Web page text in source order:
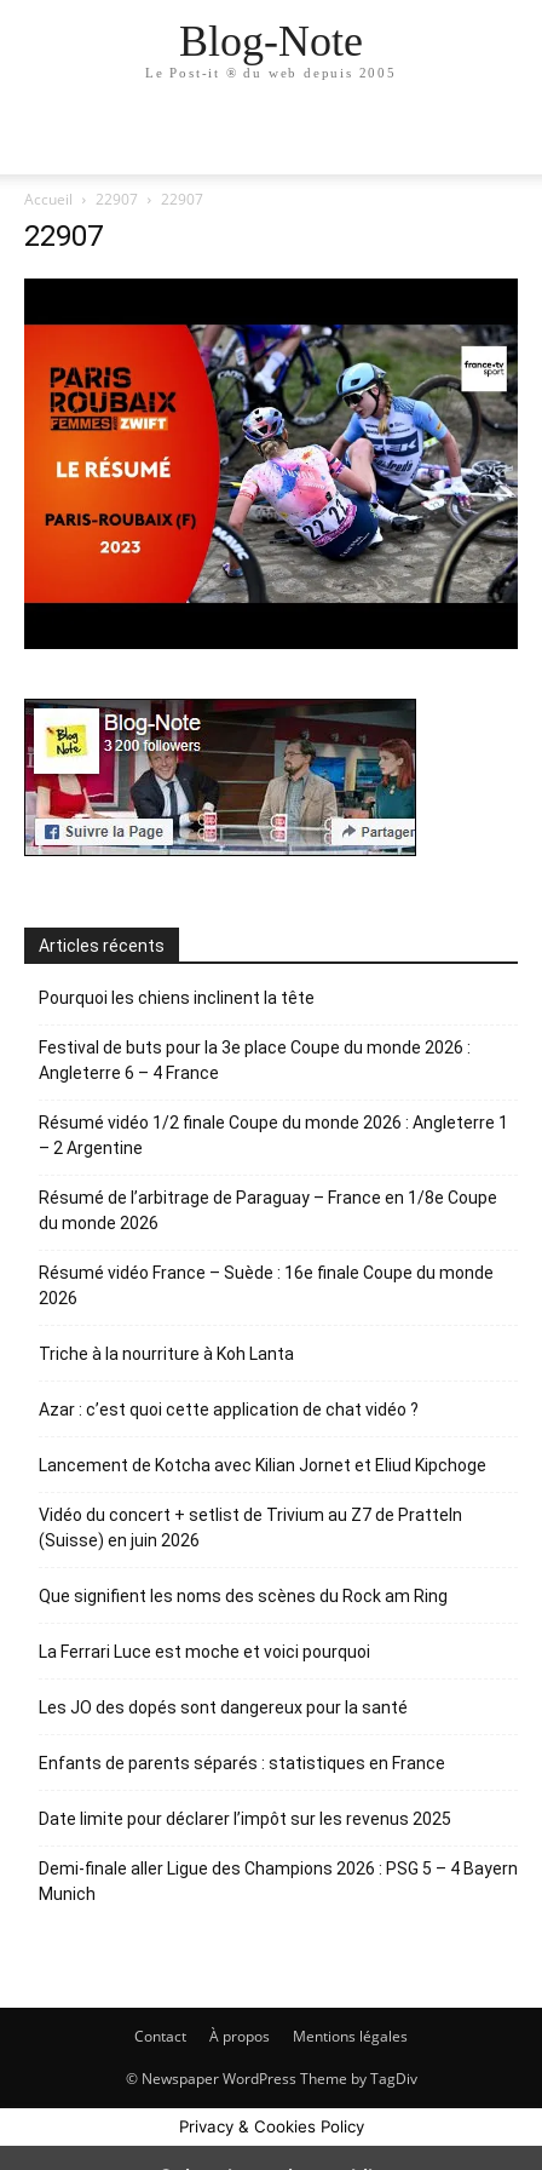
Blog-Note
Le Post-it ® du web depuis 2005
Accueil 22907 22907
22907
Articles récents
Pourquoi les chiens inclinent la tête
Festival de buts pour la 3e place Coupe du monde 2026 :
Angleterre 6 – 4 France
Résumé vidéo 1/2 finale Coupe du monde 2026 : Angleterre 1
– 2 Argentine
Résumé de l’arbitrage de Paraguay – France en 1/8e Coupe
du monde 2026
Résumé vidéo France – Suède : 16e finale Coupe du monde
2026
Triche à la nourriture à Koh Lanta
Azar : c’est quoi cette application de chat vidéo ?
Lancement de Kotcha avec Kilian Jornet et Eliud Kipchoge
Vidéo du concert + setlist de Trivium au Z7 de Pratteln
(Suisse) en juin 2026
Que signifient les noms des scènes du Rock am Ring
La Ferrari Luce est moche et voici pourquoi
Les JO des dopés sont dangereux pour la santé
Enfants de parents séparés : statistiques en France
Date limite pour déclarer l’impôt sur les revenus 2025
Demi-finale aller Ligue des Champions 2026 : PSG 5 – 4 Bayern
Munich
Contact À propos Mentions légales
© Newspaper WordPress Theme by TagDiv
Privacy & Cookies Policy